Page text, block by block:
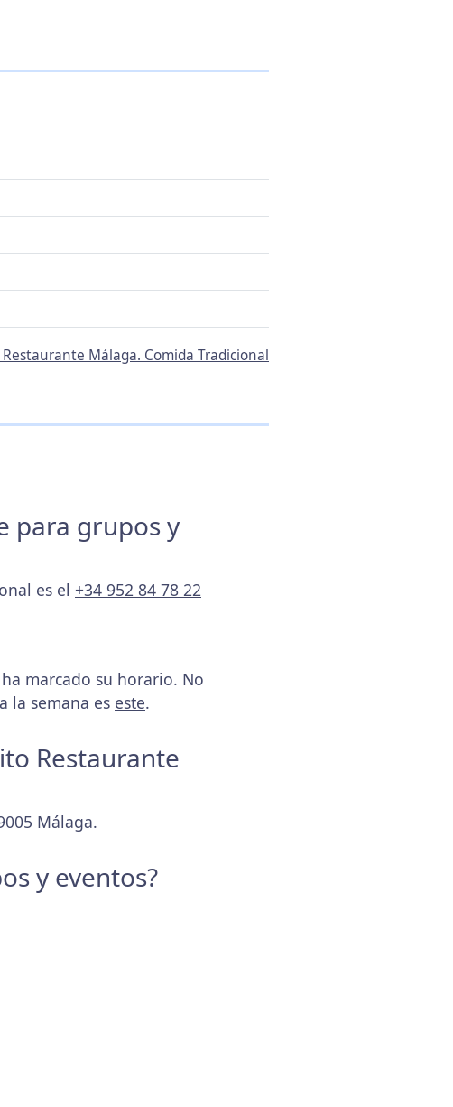
Málaga. Comida Tradicional
para grupos y
es el +34 952 84 78 22
marcado su horario. No
la semana es este.
Restaurante
Málaga.
y eventos?